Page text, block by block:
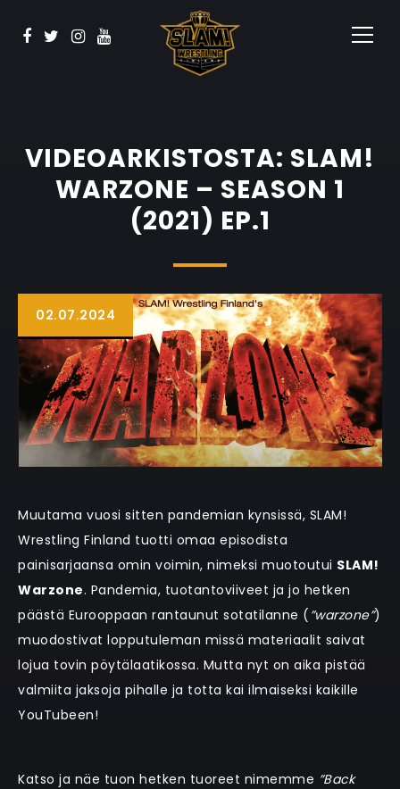
BOOK NOW
Koulutus
Ota yhteyttä
VIDEOARKISTOSTA: SLAM!
WARZONE – SEASON 1
(2021) EP.1
02.07.2024
Muutama vuosi sitten pandemian kynsissä, SLAM!
Wrestling Finland tuotti omaa episodista
painisarjaansa omin voimin, nimeksi muotoutui SLAM!
Warzone. Pandemia, tuotantoviiveet ja jo hetken
päästä Eurooppaan rantaunut sotatilanne ( ”warzone”)
muodostivat lopputuleman missä materiaalit saivat
lojua tovin pöytälaatikossa. Mutta nyt on aika pistää
valmiita jaksoja pihalle ja totta kai ilmaiseksi kaikille
YouTubeen!
Katso ja näe tuon hetken tuoreet nimemme ”Back